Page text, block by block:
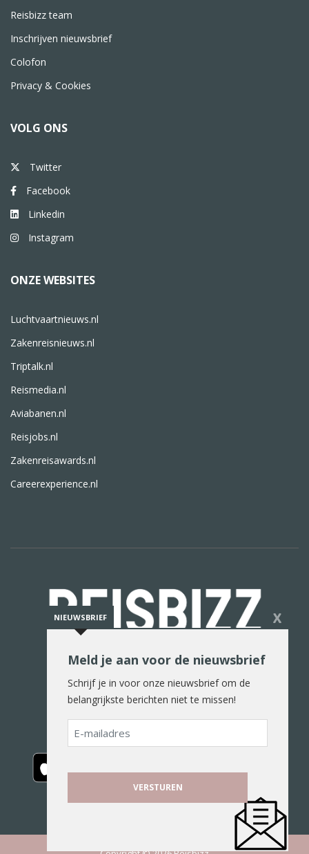
Reisbizz team
Inschrijven nieuwsbrief
Colofon
Privacy & Cookies
VOLG ONS
Twitter
Facebook
Linkedin
Instagram
ONZE WEBSITES
Luchtvaartnieuws.nl
Zakenreisnieuws.nl
Triptalk.nl
Reismedia.nl
Aviabanen.nl
Reisjobs.nl
Zakenreisawards.nl
Careerexperience.nl
De reiswereld in woord en beeld
NIEUWSBRIEF X
Meld je aan voor de nieuwsbrief
Schrijf je in voor onze nieuwsbrief om de
belangrijkste berichten niet te missen!
E-
mailadres